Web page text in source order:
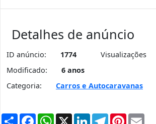
Detalhes de anúncio
ID anúncio: 1774 Visualizações
Modificado:
6 anos
Categoria:
Carros e Autocaravanas
PartilharFacebookWhatsApp
X LinkedInTelegram
Pinterest